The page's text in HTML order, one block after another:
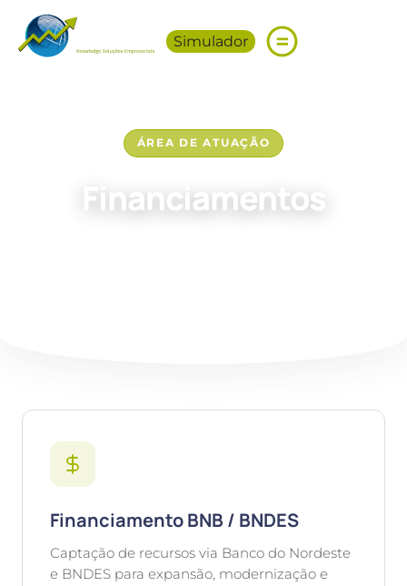
Simulador
ÁREA DE ATUAÇÃO
Financiamentos
Financiamento BNB / BNDES
Captação de recursos via Banco do Nordeste
e BNDES para expansão, modernização e